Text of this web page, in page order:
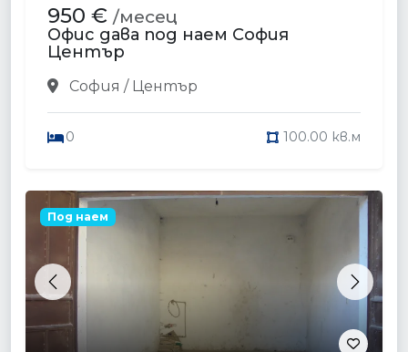
950 € /месец
Офис дава под наем София
Център
София / Център
0 100.00 кв.м
Previous Next
Под наем